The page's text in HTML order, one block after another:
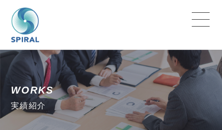
WORKS
実績紹介